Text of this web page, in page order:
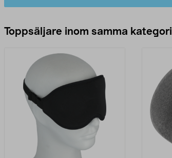
Toppsäljare inom samma kategori